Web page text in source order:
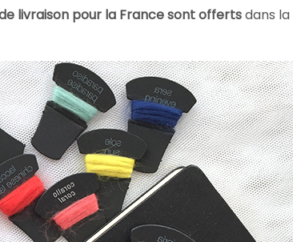
livraison pour la France sont offertsdans la